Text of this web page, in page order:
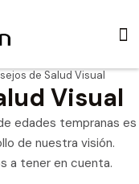
de Salud Visual
Visual
edades tempranas es
de nuestra visión.
a tener en cuenta.